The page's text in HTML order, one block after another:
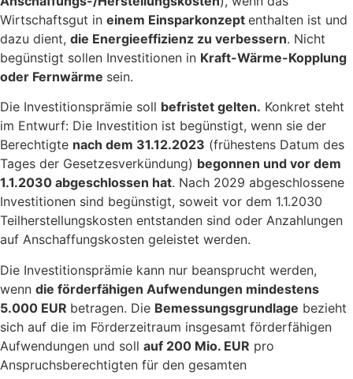
Wirtschaftsgut in einem Einsparkonzept enthalten ist und
dazu dient, die Energieeffizienz zu verbessern. Nicht
begünstigt sollen Investitionen in Kraft-Wärme-Kopplung
oder Fernwärme sein.
Die Investitionsprämie soll befristet gelten. Konkret steht
im Entwurf: Die Investition ist begünstigt, wenn sie der
Berechtigte nach dem 31.12.2023 (frühestens Datum des
Tages der Gesetzesverkündung) begonnen und vor dem
1.1.2030 abgeschlossen hat. Nach 2029 abgeschlossene
Investitionen sind begünstigt, soweit vor dem 1.1.2030
Teilherstellungskosten entstanden sind oder Anzahlungen
auf Anschaffungskosten geleistet werden.
Die Investitionsprämie kann nur beansprucht werden,
wenn die förderfähigen Aufwendungen mindestens
5.000 EUR betragen. Die Bemessungsgrundlage bezieht
sich auf die im Förderzeitraum insgesamt förderfähigen
Aufwendungen und soll auf 200 Mio. EUR pro
Anspruchsberechtigten für den gesamten